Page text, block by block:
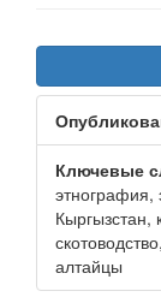
Статья
панели
Ключевые
этнография,
Кыргызстан,
алтайцы